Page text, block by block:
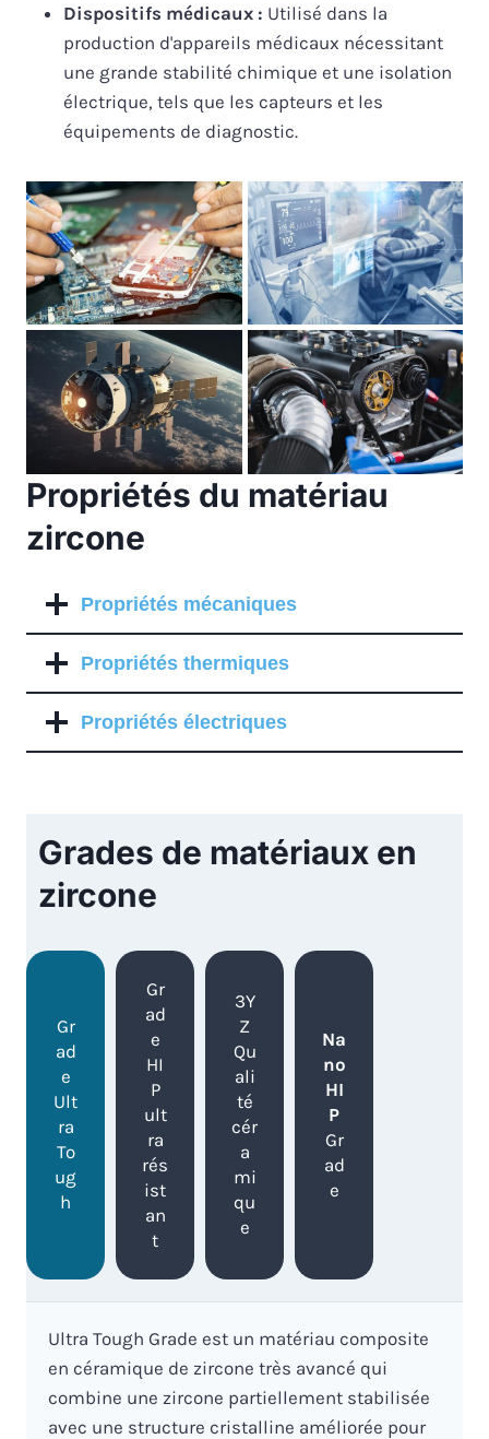
Dispositifs médicaux : Utilisé dans la
production d'appareils médicaux nécessitant
une grande stabilité chimique et une isolation
électrique, tels que les capteurs et les
équipements de diagnostic.
Propriétés du matériau
zircone
Propriétés mécaniques
Propriétés thermiques
Propriétés électriques
Grades de matériaux en
zircone
Gr
ad
e
Ult
ra
To
ug
h
Gr
ad
e
HI
P
ult
ra
rés
ist
an
t
3Y
Z
Qu
ali
té
cér
a
mi
qu
e
Na
no
HI
P
Gr
ad
e
Ultra Tough Grade est un matériau composite
en céramique de zircone très avancé qui
combine une zircone partiellement stabilisée
avec une structure cristalline améliorée pour